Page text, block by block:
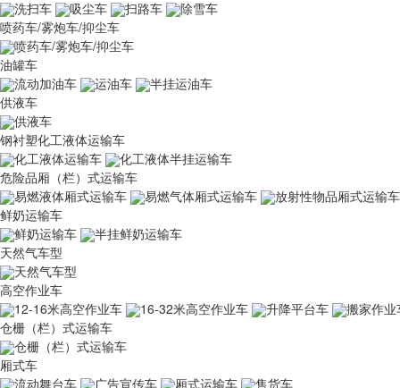
洗扫车
吸尘车 扫路车
除雪车
喷药车/雾炮车/抑尘车
喷药车/雾炮车/抑尘车
油罐车
流动加油车
运油车
半挂运油车
供液车
供液车
钢衬塑化工液体运输车
化工液体运输车
化工液体半挂运输车
危险品厢（栏）式运输车
易燃液体厢式运输车
易燃气体厢式运输车
放射性物品厢式运输车
鲜奶运输车
鲜奶运输车
半挂鲜奶运输车
天然气车型
天然气车型
高空作业车
12-16米高空作业车
16-32米高空作业车 升降平台车
搬家作业
仓栅（栏）式运输车
仓栅（栏）式运输车
厢式车
流动舞台车
广告宣传车 厢式运输车
售货车